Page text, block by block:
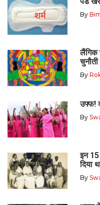
By
लैंगिक
By
उफ्फ!
By
इन 15
दिया
By